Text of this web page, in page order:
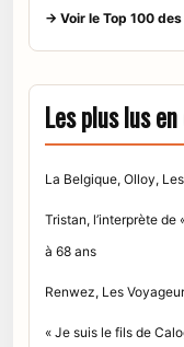
→ Voir le Top 100
Les plus lus
La Belgique, Olloy,
Tristan, l’interprète de
à 68 ans
Renwez, Les
« Je suis le fils de